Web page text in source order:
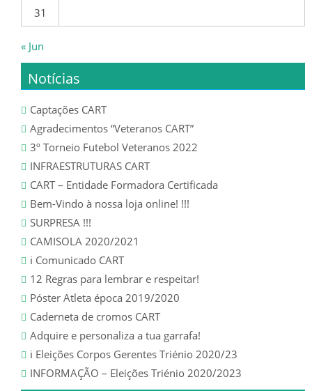
SENIORES
ÉPOCA 2022/23
SENIORES
SUB 19 – JUNIORES
SUB 17 – JUVENIS
ÉPOCA 2021/22
SENIORES
SUB 19 – JUNIORES
SUB 18 – JUNIORES
SUB 17 – JUVENIS
SUB 16 – JUVENIS
31
« Jun
Notícias
Captações CART
Agradecimentos “Veteranos CART”
3º Torneio Futebol Veteranos 2022
INFRAESTRUTURAS CART
CART – Entidade Formadora Certificada
Bem-Vindo à nossa loja online! !!!
SURPRESA !!!
CAMISOLA 2020/2021
ℹ️ Comunicado CART
12 Regras para lembrar e respeitar!
Póster Atleta época 2019/2020
Caderneta de cromos CART
Adquire e personaliza a tua garrafa!
ℹ️ Eleições Corpos Gerentes Triénio 2020/23
INFORMAÇÃO – Eleições Triénio 2020/2023